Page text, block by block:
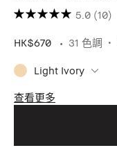
5.0 (10)
HK$670 31 色調
Light Ivory
查看更多